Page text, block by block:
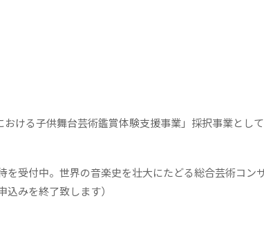
ける子供舞台芸術鑑賞体験支援事業」採択事業として
受付中。世界の音楽史を壮大にたどる総合芸術コン
みを終了致します）